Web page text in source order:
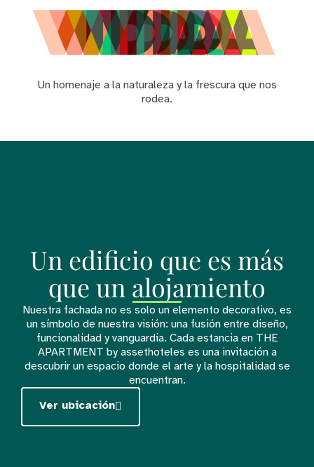
Un homenaje a la naturaleza y la frescura que nos
rodea.
Un edificio que es más
que un alojamiento
Nuestra fachada no es solo un elemento decorativo, es
un símbolo de nuestra visión: una fusión entre diseño,
funcionalidad y vanguardia. Cada estancia en THE
APARTMENT by assethoteles es una invitación a
descubrir un espacio donde el arte y la hospitalidad se
encuentran.
Ver ubicación